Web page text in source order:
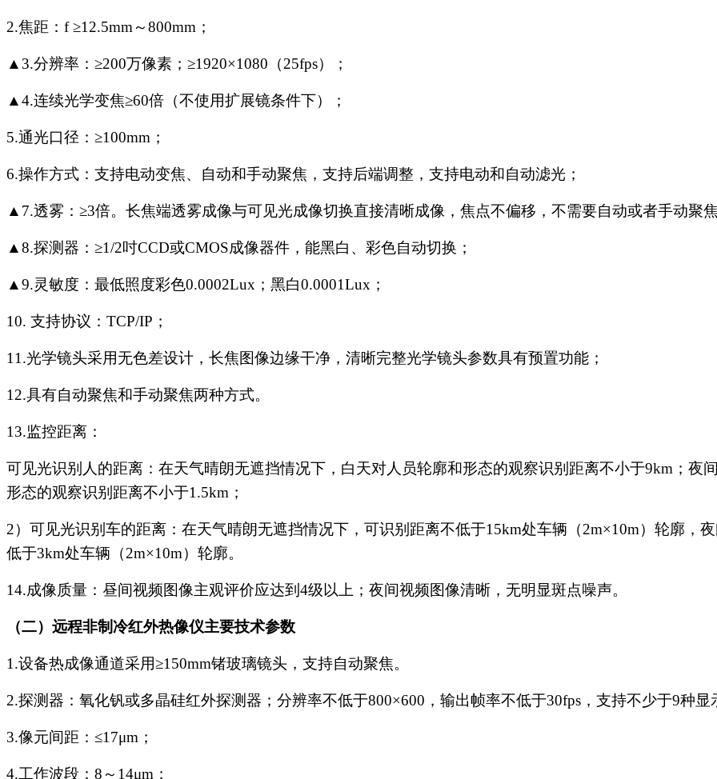
2.焦距： f ≥12.5mm～800mm ；
▲ 3.分辨率： ≥200万像素； ≥1920×1080 （25fps）；
▲4.连续光学变焦≥60倍（不使用扩展镜条件下）；
5.通光口径： ≥100mm ；
6.操作方式：支持电动变焦、自动和手动聚焦，支持后端调整，支持电动和自动滤光；
▲ 7.透雾： ≥3倍。长焦端透雾成像与可见光成像切换直接清晰成像，焦点不偏移，不需要自动或者手动聚
▲8.探测器： ≥1/2吋CCD或CMOS成像器件，能黑白、彩色自动切换；
▲9.灵敏度：最低照度彩色0.0002Lux ；黑白0.0001Lux ；
10. 支持协议： TCP/IP ；
11.光学镜头采用无色差设计，长焦图像边缘干净，清晰完整光学镜头参数具有预置功能；
12.具有自动聚焦和手动聚焦两种方式。
13.监控距离：
可见光识别人的距离：在天气晴朗无遮挡情况下，白天对人员轮廓和形态的观察识别距离不小于9km ；夜
形态的观察识别距离不小于1.5km ；
2）可见光识别车的距离：在天气晴朗无遮挡情况下，可识别距离不低于15km处车辆（2m×10m）轮廓，
低于3km处车辆（2m×10m）轮廓。
14.成像质量：昼间视频图像主观评价应达到 4级以上；夜间视频图像清晰，无明显斑点噪声。
（二） 远程非制冷红外热像仪主要技术参数
1.设备热成像通道采用≥150mm锗玻璃镜头，支持自动聚焦。
2.探测器：氧化钒或多晶硅红外探测器；分辨率不低于800×600 ，输出帧率不低于30fps ，支持不少于9种显
3.像元间距：≤17μm ；
4.工作波段： 8 ～ 14μm ；